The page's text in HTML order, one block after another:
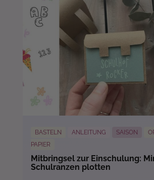
BASTELN ANLEITUNG SAISON
PAPIER
Mitbringsel zur Einschulung:
Schulranzen plotten